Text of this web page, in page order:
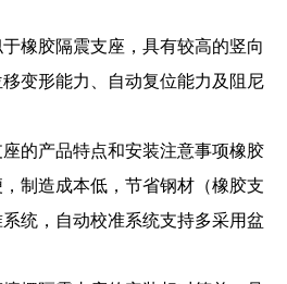
橡胶隔震支座，具有较高的竖向
变形能力、自动复位能力及阻尼
的产品特点和安装注意事项橡胶
制造成本低，节省钢材（橡胶支
统，自动校准系统支持多采用盆